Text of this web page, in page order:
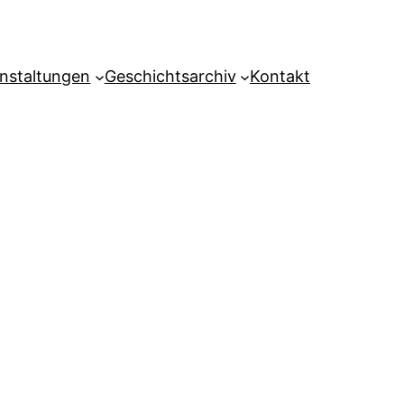
Geschichtsarchiv Kontakt